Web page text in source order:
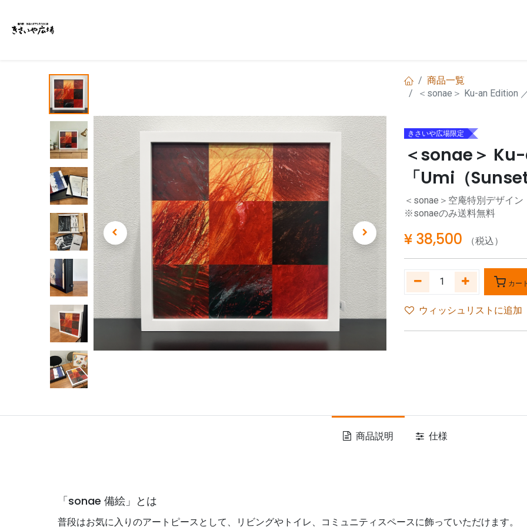
商品一覧
＜sonae＞ Ku-an Edition
きさいや広場限定
＜sonae＞
「Umi（
＜sonae＞空庵特別デザイ
※sonaeのみ送料無料
¥ 38,500 （税込）
カー
ウィッシュリストに追加
商品説明 仕様
「sonae 備絵」とは
普段はお気に入りのアートピースとして、リビングやトイレ、コミュニティスペースに飾っていただけます。